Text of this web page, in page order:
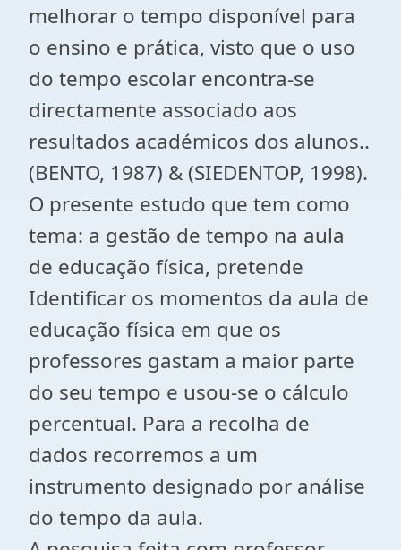
melhorar o tempo disponível para
o ensino e prática, visto que o uso
do tempo escolar encontra-se
directamente associado aos
resultados académicos dos alunos..
(BENTO, 1987) & (SIEDENTOP, 1998).
O presente estudo que tem como
tema: a gestão de tempo na aula
de educação física, pretende
Identificar os momentos da aula de
educação física em que os
professores gastam a maior parte
do seu tempo e usou-se o cálculo
percentual. Para a recolha de
dados recorremos a um
instrumento designado por análise
do tempo da aula.